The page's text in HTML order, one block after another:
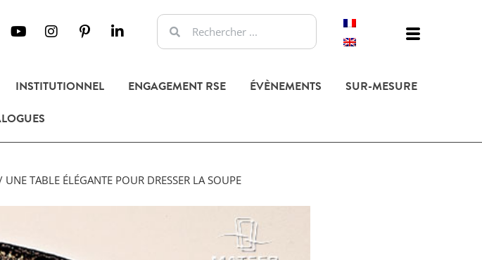
INSTITUTIONNEL ENGAGEMENT RSE ÉVÈNEMENTS
SUR-MESURE
UNE TABLE ÉLÉGANTE POUR DRESSER LA SOUPE